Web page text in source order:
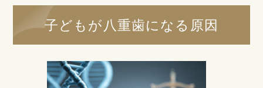
子どもが八重歯になる原因